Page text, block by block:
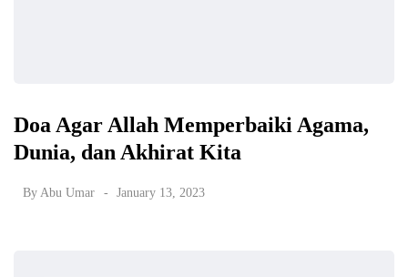
Doa Agar Allah Memperbaiki Agama,
Dunia, dan Akhirat Kita
By Abu Umar January 13, 2023